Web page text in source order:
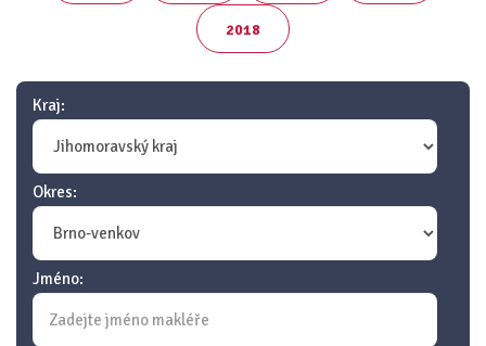
2018
Kraj:
Okres:
Jméno: